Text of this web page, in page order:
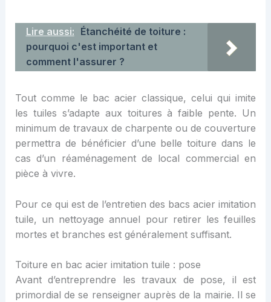
Lire aussi: Étanchéité de toiture :
pourquoi c'est important et
comment l'assurer ?
Tout comme le bac acier classique, celui qui imite
les tuiles s’adapte aux toitures à faible pente. Un
minimum de travaux de charpente ou de couverture
permettra de bénéficier d’une belle toiture dans le
cas d’un réaménagement de local commercial en
pièce à vivre.
Pour ce qui est de l’entretien des bacs acier imitation
tuile, un nettoyage annuel pour retirer les feuilles
mortes et branches est généralement suffisant.
Toiture en bac acier imitation tuile : pose
Avant d’entreprendre les travaux de pose, il est
primordial de se renseigner auprès de la mairie. Il se